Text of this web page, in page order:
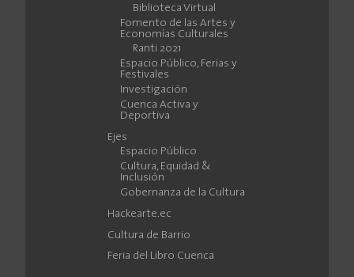
Biblioteca Virtual
Fomento de las Artes y
Economías Culturales
Ranti 2021
Espacio Público, Ferias y
Festivales
Investigación
Cuenca Activa y
Deportiva
Ejes
Espacio Público
Cultura, Equidad &
Inclusión
Gobernanza de la Cultura
Hackearte.ec
Cultura de Barrio
Feria del Libro Cuenca